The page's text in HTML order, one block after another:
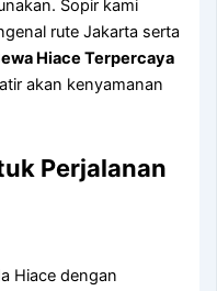
Sopir kami
rute Jakarta serta
Hiace Terpercaya
akan kenyamanan
Perjalanan
Hiace dengan